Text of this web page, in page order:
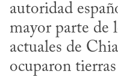
autoridad
mayor parte de
actuales de
ocuparon